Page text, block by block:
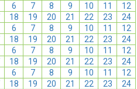
6 7 8 9 10 11
12
18 19 20 21 22 23
24
6 7 8 9 10 11
12
18 19 20 21 22 23
24
6 7 8 9 10 11
12
18 19 20 21 22 23
24
6 7 8 9 10 11
12
18 19 20 21 22 23
24